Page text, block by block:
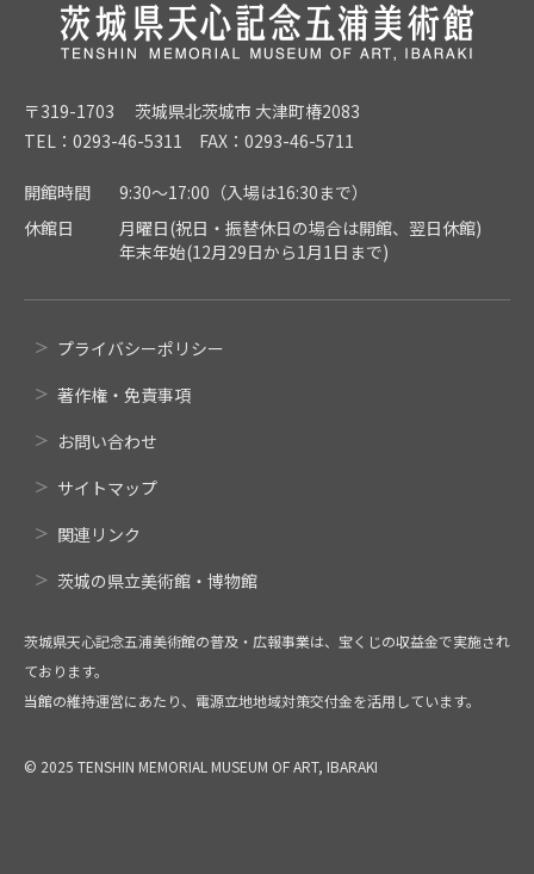
〒319-1703 茨城県北茨城市 大津町椿2083
TEL：0293-46-5311 FAX：0293-46-5711
開館時間
9:30～17:00（入場は16:30まで）
休館日
月曜日(祝日・振替休日の場合は開館、翌日休館)
年末年始(12月29日から1月1日まで)
プライバシーポリシー
著作権・免責事項
お問い合わせ
サイトマップ
関連リンク
茨城の県立美術館・博物館
茨城県天心記念五浦美術館の普及・広報事業は、宝くじの収益金で実施され
ております。
当館の維持運営にあたり、電源立地地域対策交付金を活用しています。
© 2025 TENSHIN MEMORIAL MUSEUM OF ART, IBARAKI